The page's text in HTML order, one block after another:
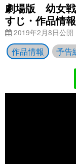
劇場版 幼女戦
すじ・作品情報
2019年2月8日公開
作品情報 予告